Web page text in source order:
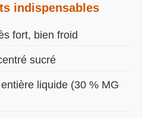
indispensables
fort, bien froid
sucré
liquide (30 % MG